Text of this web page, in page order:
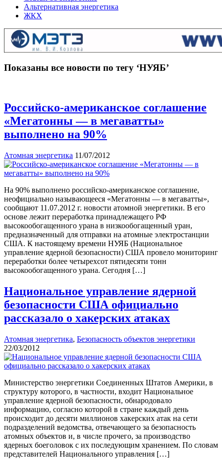
Альтернативная энергетика
ЖКХ
Показаны все новости по тегу ‘НУЯБ’
Российско-американское соглашение
«Мегатонны — в мегаватты»
выполнено на 90%
Атомная энергетика 11/07/2012
На 90% выполнено российско-американское соглашение,
неофициально называющееся «Мегатонны — в мегаватты»,
сообщают 11.07.2012 г. новости атомной энергетики. В его
основе лежит переработка принадлежащего РФ
высокообогащенного урана в низкообогащенный уран,
предназначенный для отправки на атомные электростанции
США. К настоящему времени НУЯБ (Национальное
управление ядерной безопасности) США провело мониторинг
переработки более четырехсот пятидесяти тонн
высокообогащенного урана. Сегодня […]
Национальное управление ядерной
безопасности США официально
рассказало о хакерских атаках
Атомная энергетика, Безопасность объектов энергетики
22/03/2012
Министерство энергетики Соединенных Штатов Америки, в
структуру которого, в частности, входит Национальное
управление ядерной безопасности, обнародовало
информацию, согласно которой в стране каждый день
происходит до десяти миллионов хакерских атак на сети
подразделений ведомства, отвечающего за безопасность
атомных объектов и, в числе прочего, за производство
ядерных боеголовок с их последующим хранением. По словам
представителей Национального управления […]